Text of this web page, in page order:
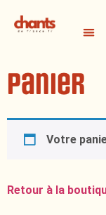
Panier
Votre
Retour à la